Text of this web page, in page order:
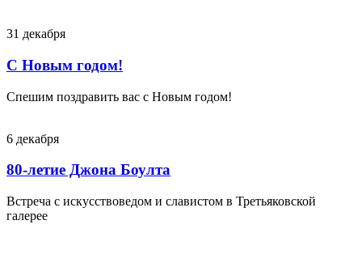
31 декабря
С Новым годом!
Спешим поздравить вас с Новым годом!
6 декабря
80-летие Джона Боулта
Встреча с искусствоведом и славистом в Третьяковской
галерее